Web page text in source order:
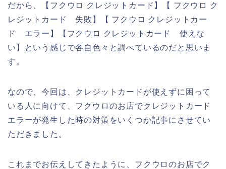
だから、【フクウロ クレジットカード】【 フクウロ ク
レジットカード 失敗】【 フクウロ クレジットカー
ド エラー】【フクウロ クレジットカード 使えな
い】という感じで各自色々と調べているのだと思いま
す。
なので、今回は、クレジットカードが使えずに困って
いる人に向けて、フクウロのお店でクレジットカード
エラーが発生した時の対策をいくつか記事にさせてい
ただきました。
これまでお伝えしてきたように、フクウロのお店でク